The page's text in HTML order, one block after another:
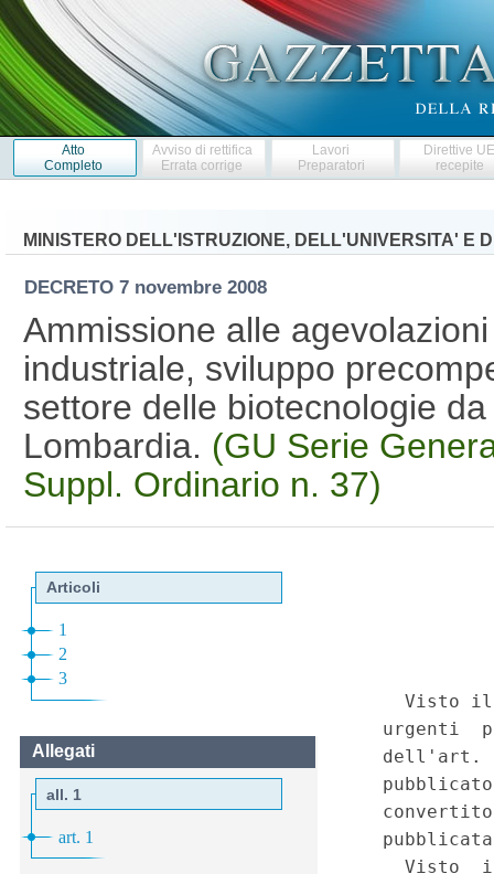
Atto
Completo
Avviso di rettifica
Errata corrige
Lavori
Preparatori
Direttive
recepite
MINISTERO DELL'ISTRUZIONE, DELL'UNIVERSITA' E
DECRETO 7 novembre 2008
Ammissione alle
industriale, sviluppo
settore delle biotecnologie
Lombardia. (GU Serie
Suppl. Ordinario n. 37)